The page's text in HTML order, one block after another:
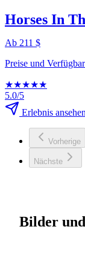
Horses In
Ab 211 $
Preise und
★★★★★
5.0/5
Erlebnis
Vorherige
Nächste
Bilder